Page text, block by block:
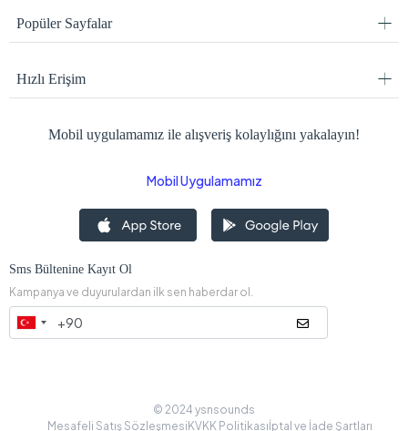
Popüler Sayfalar
Hızlı Erişim
Mobil uygulamamız ile alışveriş kolaylığını yakalayın!
Mobil Uygulamamız
Sms Bültenine Kayıt Ol
Kampanya ve duyurulardan ilk sen haberdar ol.
© 2024 ysnsounds
Mesafeli Satış SözleşmesiKVKK Politikasıİptal ve İade Şartları